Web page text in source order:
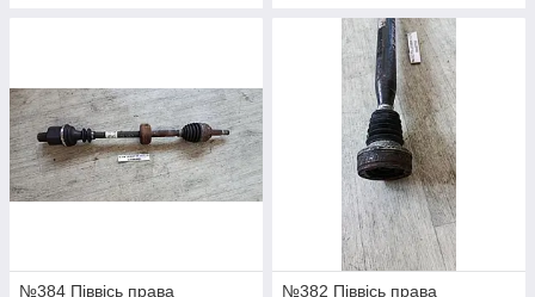
№384 Піввісь права
№382 Піввісь права